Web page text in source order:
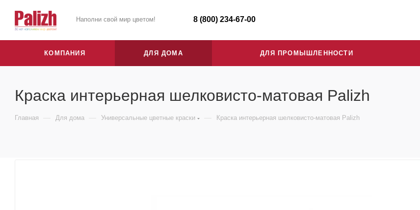
Наполни свой мир цветом! 8 (800) 234-67-00
КОМПАНИЯ ДЛЯ ДОМА ДЛЯ ПРОМЫШЛЕННОСТИ
Краска интерьерная шелковисто-матовая Palizh
Главная — Для дома — Универсальные цветные краски — Краска интерьерная шелковисто-матовая Palizh